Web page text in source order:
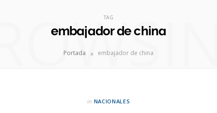
TAG
embajador de china
Portada » embajador de china
in NACIONALES